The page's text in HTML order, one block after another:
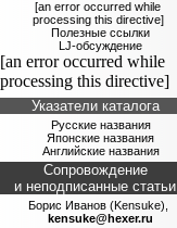
[an error occurred while
processing this directive]
Полезные ссылки
LJ-обсуждение
[an error occurred while
processing this directive]
Указатели каталога
Русские названия
Японские названия
Английские названия
Сопровождение
и неподписанные статьи
Борис Иванов (Kensuke),
kensuke@hexer.ru